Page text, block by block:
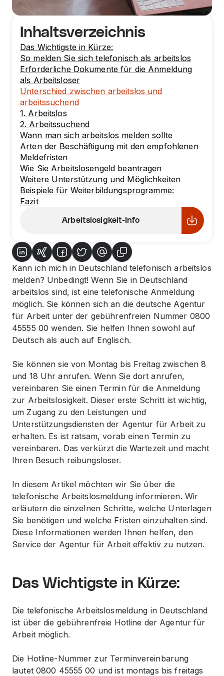
Inhaltsverzeichnis
Das Wichtigste in Kürze:
So melden Sie sich telefonisch als arbeitslos
Erforderliche Dokumente für die Anmeldung
als Arbeitsloser
Unterschied zwischen arbeitslos und
arbeitssuchend
1. Arbeitslos
2. Arbeitssuchend
Wann man sich arbeitslos melden sollte
Arten der Beschäftigung mit den empfohlenen
Meldefristen
Wie Sie Arbeitslosengeld beantragen
Weitere Unterstützung und Möglichkeiten
Beispiele für Weiterbildungsprogramme:
Fazit
Arbeitslosigkeit-Info
Kann ich mich in Deutschland telefonisch arbeitslos
melden? Unbedingt! Wenn Sie in Deutschland
arbeitslos sind, ist eine telefonische Anmeldung
möglich. Sie können sich an die deutsche Agentur
für Arbeit unter der gebührenfreien Nummer 0800
45555 00 wenden. Sie helfen Ihnen sowohl auf
Deutsch als auch auf Englisch.
Sie können sie von Montag bis Freitag zwischen 8
und 18 Uhr anrufen. Wenn Sie dort anrufen,
vereinbaren Sie einen Termin für die Anmeldung
zur Arbeitslosigkeit. Dieser erste Schritt ist wichtig,
um Zugang zu den Leistungen und
Unterstützungsdiensten der Agentur für Arbeit zu
erhalten. Es ist ratsam, vorab einen Termin zu
vereinbaren. Das verkürzt die Wartezeit und macht
Ihren Besuch reibungsloser.
In diesem Artikel möchten wir Sie über die
telefonische Arbeitslosmeldung informieren. Wir
erläutern die einzelnen Schritte, welche Unterlagen
Sie benötigen und welche Fristen einzuhalten sind.
Diese Informationen werden Ihnen helfen, den
Service der Agentur für Arbeit effektiv zu nutzen.
Das Wichtigste in Kürze:
Die telefonische Arbeitslosmeldung in Deutschland
ist über die gebührenfreie Hotline der Agentur für
Arbeit möglich.
Die Hotline-Nummer zur Terminvereinbarung
lautet 0800 45555 00 und ist montags bis freitags